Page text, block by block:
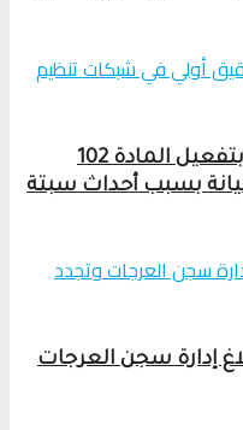
حزب “فوكس” الإسباني يطالب بتفعيل المادة 102
بسبب أحداث سبتة
إدارة سجن العرجات